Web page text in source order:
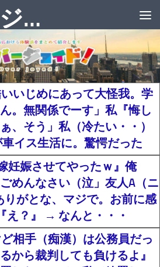
オーバージョイド！
いじめにあって大怪我。学
。無関係でーす」私『悔し
、そう」私（冷たい・・）
イス生活に。驚愕だった
妊娠させてやったｗ』俺
めんなさい（泣」友人A（ニ
がとな、マジで。お前に感
え？』 → なんと・・・
相手（痴漢）は公務員だっ
から裁判しても負けるよ』